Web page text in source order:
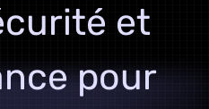
et
pour